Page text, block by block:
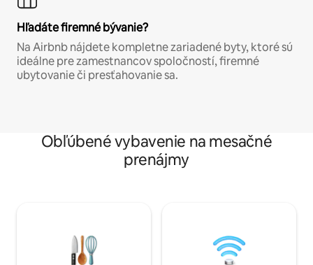
Hľadáte firemné bývanie?
Na Airbnb nájdete kompletne zariadené byty, ktoré sú
ideálne pre zamestnancov spoločností, firemné
ubytovanie či presťahovanie sa.
Obľúbené vybavenie na mesačné
prenájmy